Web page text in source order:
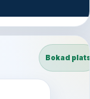
Bokad